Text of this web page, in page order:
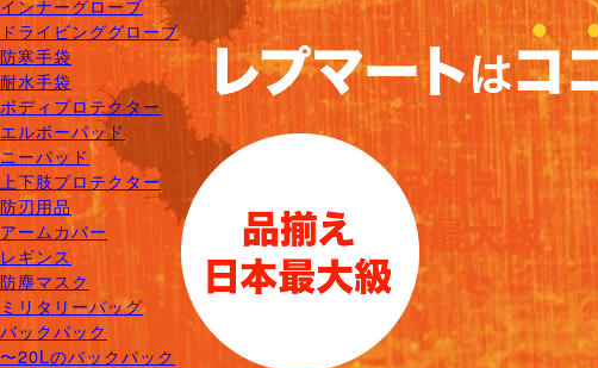
インナーグローブ
ドライビンググローブ
防寒手袋
耐水手袋
ボディプロテクター
エルボーパッド
ニーパッド
上下肢プロテクター
防刃用品
アームカバー
レギンス
防塵マスク
ミリタリーバッグ
バックパック
〜20Lのバックパック